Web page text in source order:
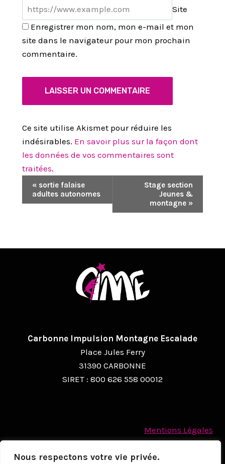
Nous respectons votre vie privée.
Site
Enregistrer mon nom, mon e-mail et mon
site dans le navigateur pour mon prochain
commentaire.
Ce site utilise Akismet pour réduire les
indésirables. En savoir plus sur la façon dont
les données de vos commentaires sont
traitées.
A
E
M
« sortie falaise
adultes autonomes
Stage section
Jeunes &
montagne »
Carbonne Impulsion Montagne Escalade
Place Jules Ferry
31390 CARBONNE
SIRET : 800 626 558 00012
Mentions Légales
Politique des cookies
Protection des Données à caractère personnel